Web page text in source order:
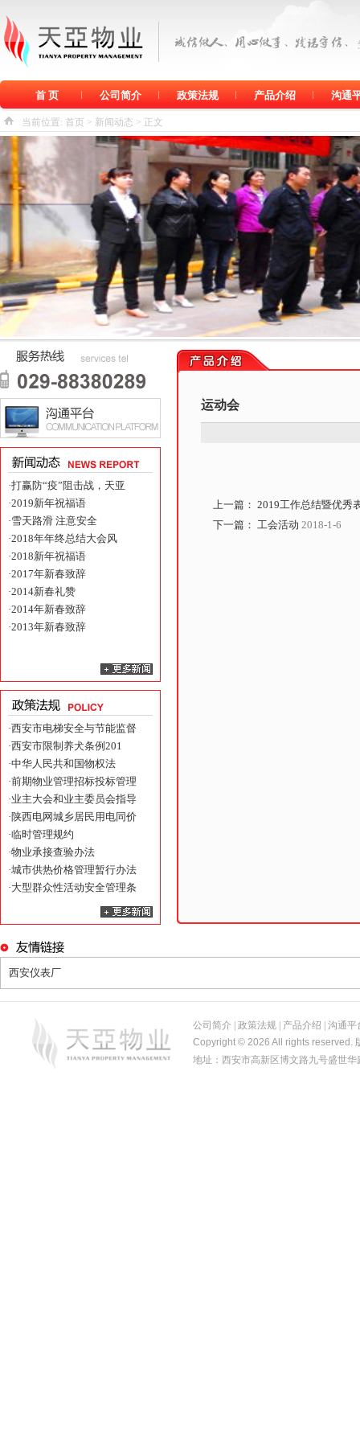
首 页 公司简介 政策法规 产品介绍 沟通
当前位置: 首页 > 新闻动态 > 正文
·打赢防“疫”阻击战，天亚
·2019新年祝福语
·雪天路滑 注意安全
·2018年年终总结大会风
·2018新年祝福语
·2017年新春致辞
·2014新春礼赞
·2014年新春致辞
·2013年新春致辞
·西安市电梯安全与节能监督
·西安市限制养犬条例201
·中华人民共和国物权法
·前期物业管理招标投标管理
·业主大会和业主委员会指导
·陕西电网城乡居民用电同价
·临时管理规约
·物业承接查验办法
·城市供热价格管理暂行办法
·大型群众性活动安全管理条
运动会
上一篇： 2019工作总结暨优秀
下一篇： 工会活动 2018-1-6
西安仪表厂
公司简介 政策法规 产品介绍
沟通平
Copyright © 2026 All rights reserved.
地址：西安市高新区博文路九号盛世华